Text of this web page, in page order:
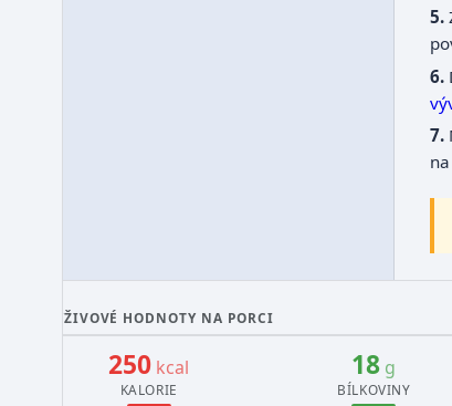
VÝŽIVOVÉ HODNOTY NA PORCI
250 kcal
KALORIE
18 g
BÍLKOVINY